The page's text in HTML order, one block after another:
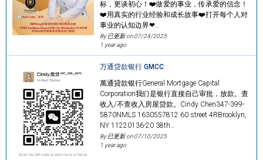
标，更谈初心！❤️做爱的事业，传承爱的信念！
❤️用真实的行业经验和成长故事❤️打开每个人对
事业的认知边界❤…
By 已更新 on07/24/2025
1 year ago
万通贷款银行 GMCC
萬通貸款银行General Mortgage Capital
Corporation我们是银行直接自己审批，放款。查
收入/不查收入房屋贷款。Cindy Chen347-399-
5870NMLS 1630557812 60 street 4RBrooklyn,
NY 11220136-20 38th…
By 已更新 on07/10/2025
1 year ago